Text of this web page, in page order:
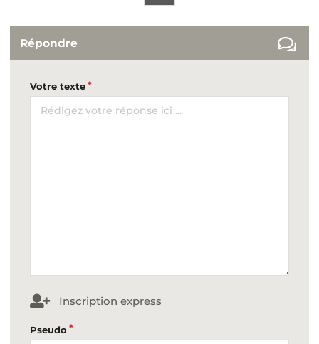
Répondre
Votre texte
Inscription express
Pseudo